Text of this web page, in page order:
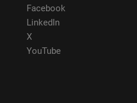
Facebook
LinkedIn
X
YouTube